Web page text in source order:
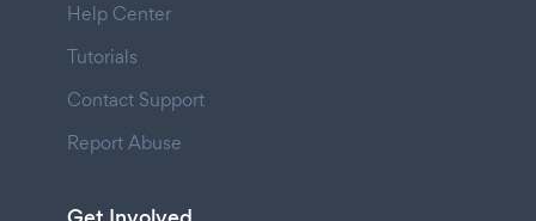
Help Center
Tutorials
Contact Support
Report Abuse